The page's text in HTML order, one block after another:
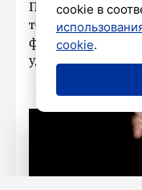
Повар Ли Хао
тонкое тесто
форма
удачу.
cookie в
cookie.